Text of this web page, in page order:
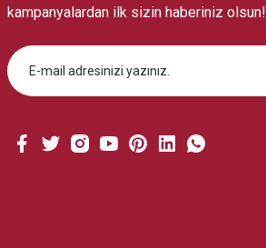
kampanyalardan ilk sizin haberiniz olsun!